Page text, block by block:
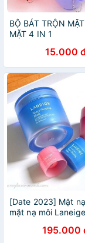
BỘ BÁT TRỘN
MẶT 4 IN 1
15.000
[Date 2023] Mặt
mặt nạ môi
195.000